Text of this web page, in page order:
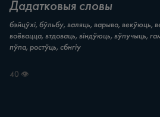
Дадатковыя словы
бэйцўхі, бўльбу, валяць, варыво, векўюць,
воёвацца, втдоваць, віндўюць, вўпучыць,
пўпа, ростўць, сбнгіу
40 👁